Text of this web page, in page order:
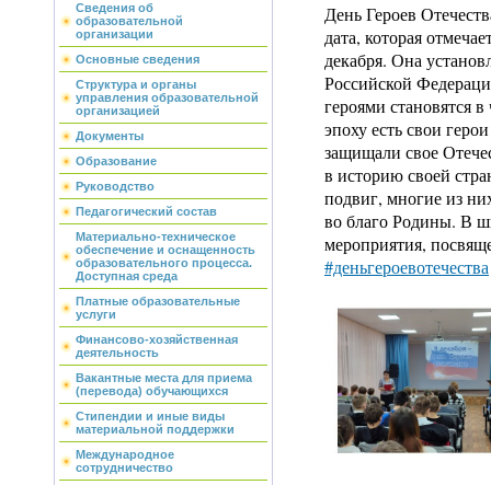
Сведения об
образовательной
организации
Основные сведения
Структура и органы
управления образовательной
организацией
Документы
Образование
Руководство
Педагогический состав
Материально-техническое
обеспечение и оснащенность
образовательного процесса.
Доступная среда
Платные образовательные
услуги
Финансово-хозяйственная
деятельность
Вакантные места для приема
(перевода) обучающихся
Стипендии и иные виды
материальной поддержки
Международное
сотрудничество
День Героев
дата, которая
декабря. Она
Российской
героями становятся
эпоху есть свои
защищали свое
в историю своей
подвиг, многие из
во благо Родины. В
мероприятия,
#деньгероевотечества